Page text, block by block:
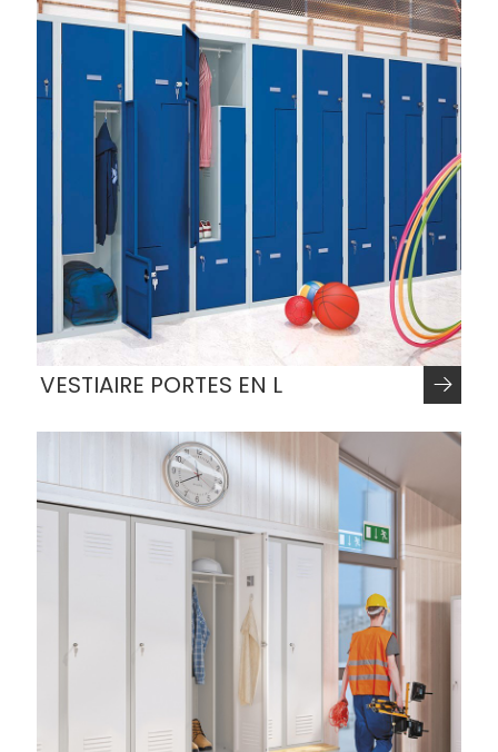
VESTIAIRE PORTES EN L